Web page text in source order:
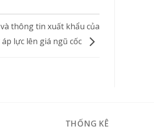
thông tin xuất khẩu của
lực lên giá ngũ cốc
THỐNG KÊ